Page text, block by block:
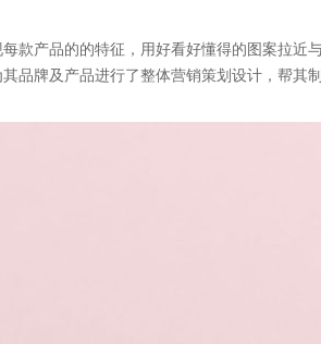
款产品的的特征，用好看好懂得的图案拉近
品牌及产品进行了整体营销策划设计，帮